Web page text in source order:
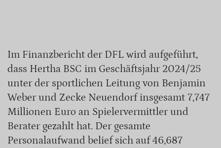
Im Finanzbericht der DFL wird aufgeführt,
dass Hertha BSC im Geschäftsjahr 2024/25
unter der sportlichen Leitung von Benjamin
Weber und Zecke Neuendorf insgesamt 7,747
Millionen Euro an Spielervermittler und
Berater gezahlt hat. Der gesamte
Personalaufwand belief sich auf 46,687